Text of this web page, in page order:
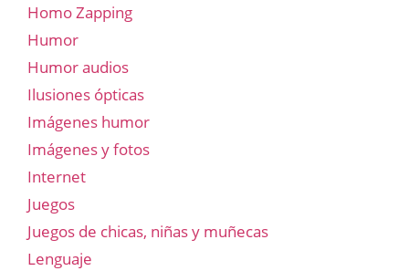
Homo Zapping
Humor
Humor audios
Ilusiones ópticas
Imágenes humor
Imágenes y fotos
Internet
Juegos
Juegos de chicas, niñas y muñecas
Lenguaje